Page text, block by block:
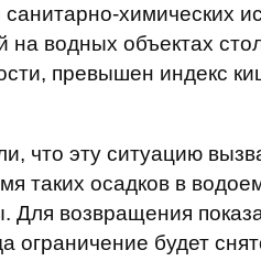
химических
водных объектах
превышен индекс
что эту ситуацию
таких осадков в
возвращения
ограничение будет